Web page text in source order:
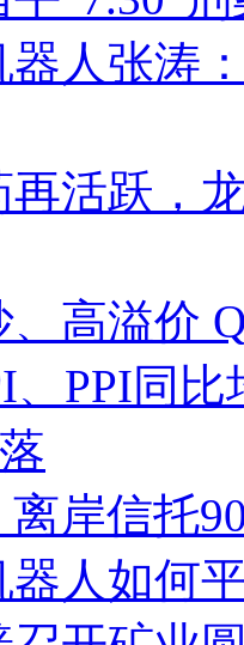
器人张涛
再活跃，
、高溢价
、PPI同
离岸信托
人如何